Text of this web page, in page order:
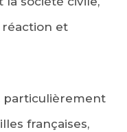
et
particulièrement
françaises,